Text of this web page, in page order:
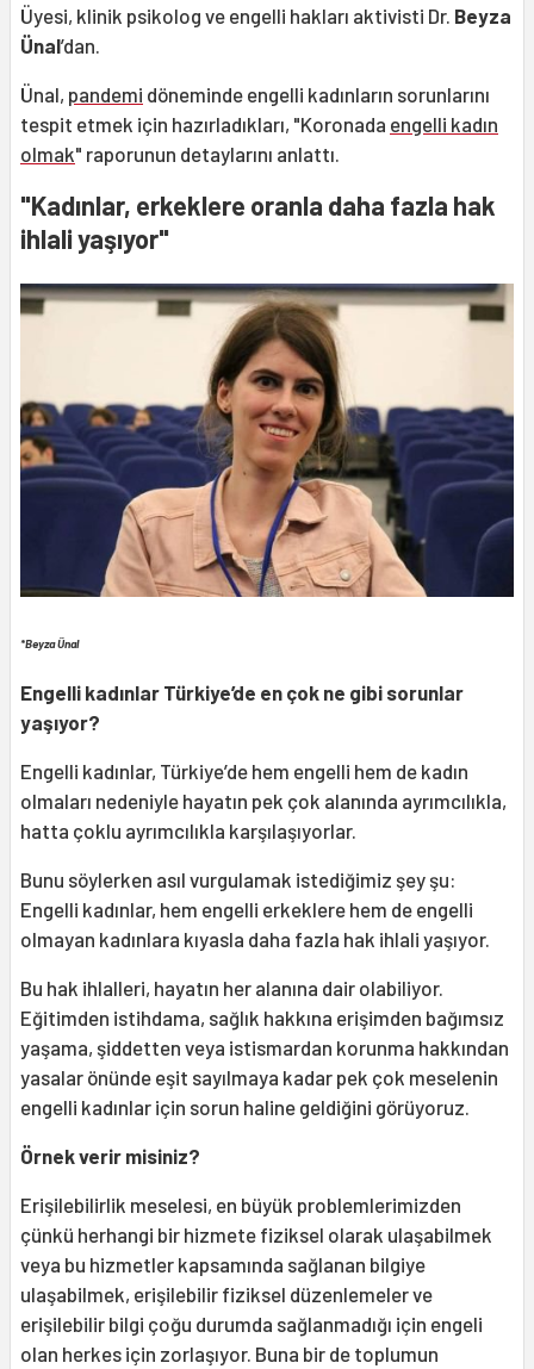
Üyesi, klinik psikolog ve engelli hakları aktivisti Dr. Beyza
Ünal’dan.
Ünal, pandemi döneminde engelli kadınların sorunlarını
tespit etmek için hazırladıkları, "Koronada engelli kadın
olmak" raporunun detaylarını anlattı.
"Kadınlar, erkeklere oranla daha fazla hak
ihlali yaşıyor"
*Beyza Ünal
Engelli kadınlar Türkiye’de en çok ne gibi sorunlar
yaşıyor?
Engelli kadınlar, Türkiye’de hem engelli hem de kadın
olmaları nedeniyle hayatın pek çok alanında ayrımcılıkla,
hatta çoklu ayrımcılıkla karşılaşıyorlar.
Bunu söylerken asıl vurgulamak istediğimiz şey şu:
Engelli kadınlar, hem engelli erkeklere hem de engelli
olmayan kadınlara kıyasla daha fazla hak ihlali yaşıyor.
Bu hak ihlalleri, hayatın her alanına dair olabiliyor.
Eğitimden istihdama, sağlık hakkına erişimden bağımsız
yaşama, şiddetten veya istismardan korunma hakkından
yasalar önünde eşit sayılmaya kadar pek çok meselenin
engelli kadınlar için sorun haline geldiğini görüyoruz.
Örnek verir misiniz?
Erişilebilirlik meselesi, en büyük problemlerimizden
çünkü herhangi bir hizmete fiziksel olarak ulaşabilmek
veya bu hizmetler kapsamında sağlanan bilgiye
ulaşabilmek, erişilebilir fiziksel düzenlemeler ve
erişilebilir bilgi çoğu durumda sağlanmadığı için engeli
olan herkes için zorlaşıyor. Buna bir de toplumun